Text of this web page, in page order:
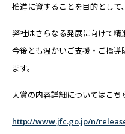
推進に資することを目的として
弊社はさらなる発展に向けて精
今後とも温かいご支援・ご指
ます。
大賞の内容詳細についてはこち
http://www.jfc.go.jp/n/